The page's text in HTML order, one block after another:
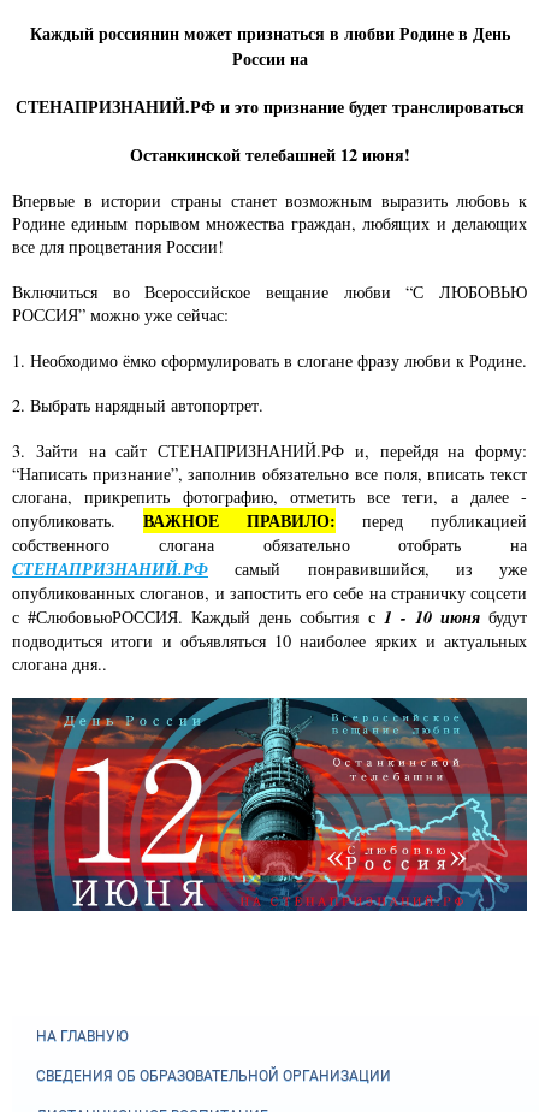
Каждый россиянин может признаться в любви Родине в День
России на
СТЕНАПРИЗНАНИЙ.РФ и это признание будет транслироваться
Останкинской телебашней 12 июня!
Впервые в истории страны станет возможным выразить любовь к
Родине единым порывом множества граждан, любящих и делающих
все для процветания России!
Включиться во Всероссийское вещание любви “С ЛЮБОВЬЮ
РОССИЯ” можно уже сейчас:
1. Необходимо ёмко сформулировать в слогане фразу любви к Родине.
2. Выбрать нарядный автопортрет.
3. Зайти на сайт СТЕНАПРИЗНАНИЙ.РФ и, перейдя на форму:
“Написать признание”, заполнив обязательно все поля, вписать текст
слогана, прикрепить фотографию, отметить все теги, а далее -
опубликовать. ВАЖНОЕ ПРАВИЛО: перед публикацией
собственного слогана обязательно отобрать на
СТЕНАПРИЗНАНИЙ.РФ самый понравившийся, из уже
опубликованных слоганов, и запостить его себе на страничку соцсети
с #СлюбовьюРОССИЯ. Каждый день события с 1 - 10 июнябудут
подводиться итоги и объявляться 10 наиболее ярких и актуальных
слогана дня..
НА ГЛАВНУЮ
СВЕДЕНИЯ ОБ ОБРАЗОВАТЕЛЬНОЙ ОРГАНИЗАЦИИ